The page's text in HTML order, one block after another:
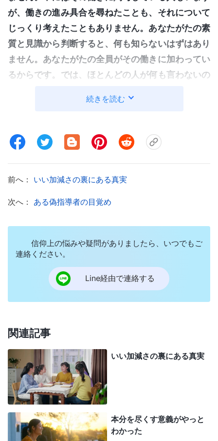
が、働きの進み具合を尋ねたことも、それについて
じっくり考えたこともありません。あなたがたの素
質と見識から判断すると、何も知らないはずはあり
ません。あなたがたの全員がその働きに加わってい
るからです。では、ほとんどの人が何も言わないの
こともありえます。つまり物事が順調に進んでいる
ります。一つは、あなたがたがまったく無関心であ
り、そうしたことに注意を払ったことがなく、済ま
す。もう一つは、あなたがたが無責任で、そうした
ことを気にかけたくないということです。本当に気
いて視点や観点があるはずです。視点も観点もない
というのは、無関心かつ無感情で、何の責任も負わ
ないことから生じることがよくあります。自分が尽
くす本分に精を出さず、何の責任も負わず、代償を
払ったり関与したりする意欲がなく、何の苦労もせ
のために働くのと変わりません。このような本分の
尽くし方は神に好まれず、神を喜ばせません。神に
認められることはないのです
リスト講話集』「誠実になることでのみ、真の人間
として生きられる」〔『言葉』第3巻〕）。御言葉
はわたしの状態を正しく暴いた。アンドレアと働
き、話し合うとき、意見や考えがなかった。この分
続きを読む
前へ： いい加減さの裏にある真実
次へ： ある偽指導者の目覚め
信仰上の悩みや疑問がありましたら、いつでもご
連絡ください。
Line経由で連絡する
関連記事
いい加減さの裏にある真実
本分を尽くす意義がやっと
わかった